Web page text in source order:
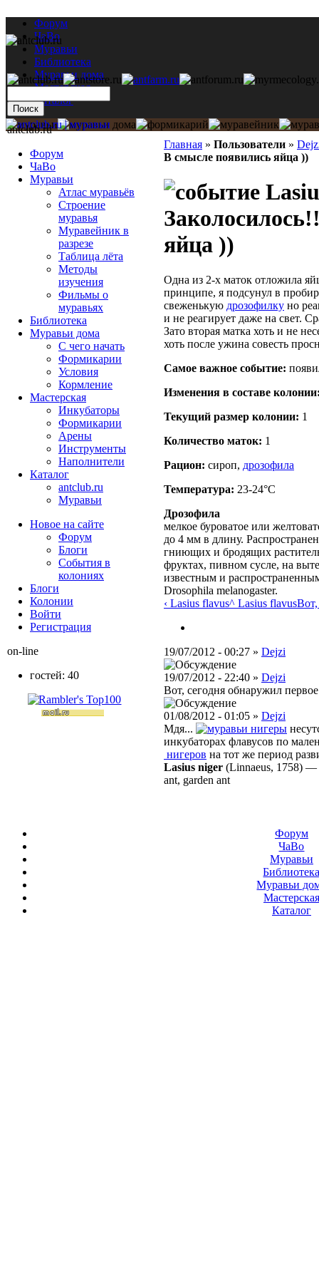
Форум
ЧаВо
Муравьи
Библиотека
Муравьи дома
Мастерская
Каталог
Главная » Пользователи »
В смысле появились яйца ))
яйца ))
Одна из 2-х маток отложила
принципе, я подсунул в
свеженькую дрозофилку но
и не реагирует даже на свет.
Зато вторая матка хоть и не
хоть после ужина совесть
Самое важное событие:
Изменения в составе
Текущий размер кoлонии: 1
Количество маток: 1
Рацион: сироп, дрозофила
Температура: 23-24°C
Дрозофила
мелкое буроватое или
до 4 мм в длину.
гниющих и бродящих
фруктах, пивном сусле, на
известным и
Drosophila melanogaster.
‹ Lasius flavus^ Lasius flavusВот,
19/07/2012 - 00:27 » Dejzi
19/07/2012 - 22:40 » Dejzi
Вот, сегодня обнаружил
01/08/2012 - 01:05 » Dejzi
Мдя...
нигеры
инкубаторах флавусов по
нигеров на тот же период
Lasius niger (Linnaeus, 1758) —
ant, garden ant
antclub.ru
Форум
ЧаВо
Муравьи
Атлас муравьёв
Строение
муравья
Муравейник в
разрезе
Таблица лёта
Методы
изучения
Фильмы о
муравьях
Библиотека
Муравьи дома
С чего начать
Формикарии
Условия
Кормление
Мастерская
Инкубаторы
Формикарии
Арены
Инструменты
Наполнители
Каталог
antclub.ru
Муравьи
Новое на сайте
Форум
Блоги
События в
колониях
Блоги
Колонии
Войти
Peгиcтpaция
on-line
гостей: 40
Форум
ЧаВо
Муравьи
Муравьи
Мастерская
Каталог